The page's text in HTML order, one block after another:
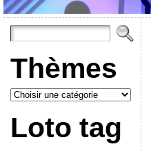
Thèmes
Loto tag